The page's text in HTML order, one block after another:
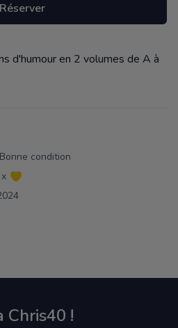
Réserver
d'humour en 2 volumes de A à
condition
Chris40 !